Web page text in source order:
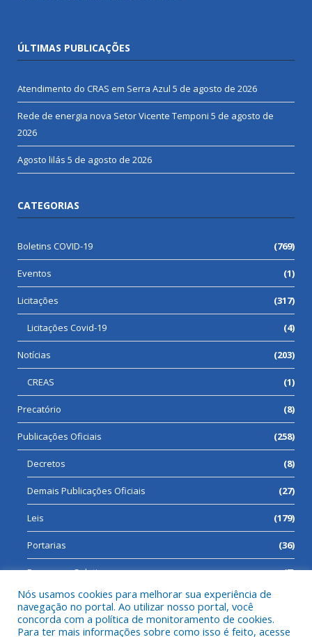
ÚLTIMAS PUBLICAÇÕES
Atendimento do CRAS em Serra Azul 5 de agosto de 2026
Rede de energia nova Setor Vicente Temponi 5 de agosto de
2026
Agosto lilás 5 de agosto de 2026
CATEGORIAS
Boletins COVID-19 (769)
Eventos (1)
Licitações (317)
Licitações Covid-19 (4)
Notícias (203)
CREAS (1)
Precatório (8)
Publicações Oficiais (258)
Decretos (8)
Demais Publicações Oficiais (27)
Leis (179)
Portarias (36)
Processos Seletivos (7)
Nós usamos cookies para melhorar sua experiência de
navegação no portal. Ao utilizar nosso portal, você
concorda com a política de monitoramento de cookies.
Para ter mais informações sobre como isso é feito, acesse